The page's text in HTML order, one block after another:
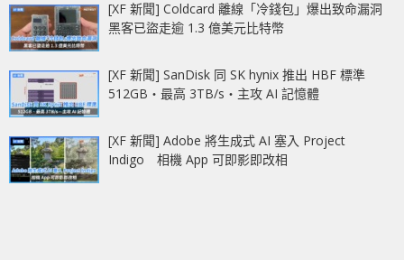
[XF 新聞] Coldcard 離線「冷錢包」爆出致命漏洞
黑客已盜走逾 1.3 億美元比特幣
[XF 新聞] SanDisk 同 SK hynix 推出 HBF 標準
512GB‧最高 3TB/s‧主攻 AI 記憶體
[XF 新聞] Adobe 將生成式 AI 塞入 Project
Indigo 相機 App 可即影即改相